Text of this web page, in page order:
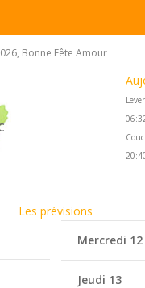
Bonne Fête Amour
Les prévisions
Mercredi 12
Jeudi 13